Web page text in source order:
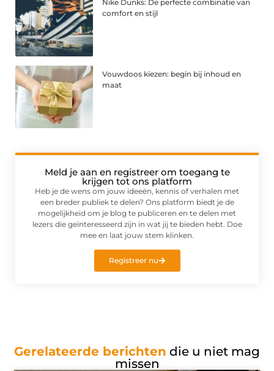
Nike Dunks: De perfecte combinatie van
comfort en stijl
Vouwdoos kiezen: begin bij inhoud en
maat
Meld je aan en registreer om toegang te
krijgen tot ons platform
Heb je de wens om jouw ideeën, kennis of verhalen met
een breder publiek te delen? Ons platform biedt je de
mogelijkheid om je blog te publiceren en te delen met
lezers die geïnteresseerd zijn in wat jij te bieden hebt. Doe
mee en laat jouw stem klinken.
Registreer nu
Gerelateerde berichten die u niet mag
missen